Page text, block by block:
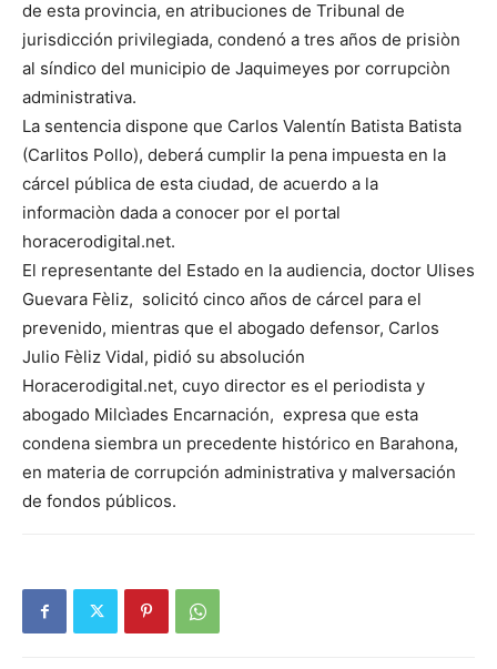
de esta provincia, en atribuciones de Tribunal de
jurisdicción privilegiada, condenó a tres años de prisiòn
al síndico del municipio de Jaquimeyes por corrupciòn
administrativa.
La sentencia dispone que Carlos Valentín Batista Batista
(Carlitos Pollo), deberá cumplir la pena impuesta en la
cárcel pública de esta ciudad, de acuerdo a la
informaciòn dada a conocer por el portal
horacerodigital.net.
El representante del Estado en la audiencia, doctor Ulises
Guevara Fèliz, solicitó cinco años de cárcel para el
prevenido, mientras que el abogado defensor, Carlos
Julio Fèliz Vidal, pidió su absolución
Horacerodigital.net, cuyo director es el periodista y
abogado Milcìades Encarnación, expresa que esta
condena siembra un precedente histórico en Barahona,
en materia de corrupción administrativa y malversación
de fondos públicos.